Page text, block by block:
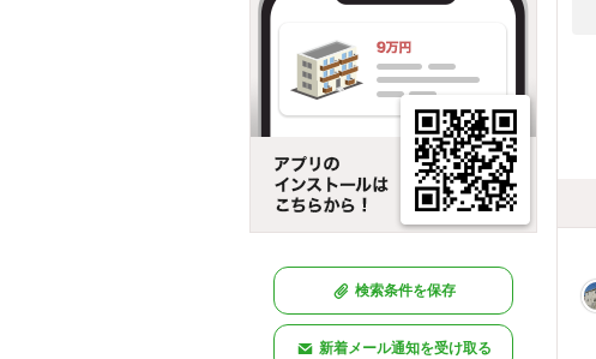
検索条件を保存
新着メール通知を受け取る